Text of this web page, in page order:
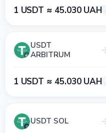
1 USDT ≈ 45.030 UAH
USDT
ARBITRUM
1 USDT ≈ 45.030 UAH
USDT SOL